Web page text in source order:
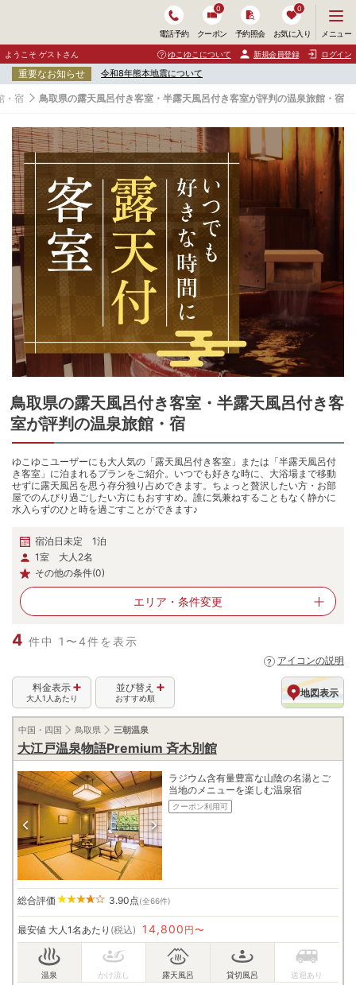
電話予約 クーポン
0
予約照会 お気に入り
0
ニ
ュ
ー
開
く
メニュー
ようこそ ゲストさん ゆこゆこについて 新規会員登録 ログイン
重要なお知らせ 令和8年熊本地震について
・宿 鳥取県の露天風呂付き客室・半露天風呂付き客室が評判の温泉旅館・宿
鳥
取
県
鳥取県の露天風呂付き客室・半露天風呂付き客
室が評判の温泉旅館・宿
ゆこゆこユーザーにも大人気の「露天風呂付き客室」または「半露天風呂付
き客室」に泊まれるプランをご紹介。いつでも好きな時に、大浴場まで移動
せずに露天風呂を思う存分独り占めできます。ちょっと贅沢したい方・お部
屋でのんびり過ごしたい方にもおすすめ。誰に気兼ねすることもなく静かに
水入らずのひと時を過ごすことができます♪
宿泊日未定 1泊
1室 大人2名
その他の条件(0)
エリア・ 条件変更
4 件中 1〜4件を表示
アイコンの説明
地図表示
並び替え
おすすめ順
料金表示
大人1人あたり
中国・四国 鳥取県 三朝温泉
大江戸温泉物語Premium 斉木別館
ラジウム含有量豊富な山陰の名湯とご
当地のメニューを楽しむ温泉宿
クーポン利用可
総合評価 3.90 点(全66件)
最安値 大人1名あたり (税込) 14,800 円〜